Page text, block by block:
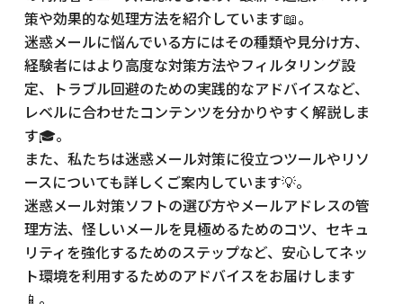
策や効果的な処理方法を紹介しています📖。
迷惑メールに悩んでいる方にはその種類や見分け方、
経験者にはより高度な対策方法やフィルタリング設
定、トラブル回避のための実践的なアドバイスなど、
レベルに合わせたコンテンツを分かりやすく解説しま
す🎓。
また、私たちは迷惑メール対策に役立つツールやリソ
ースについても詳しくご案内しています💡。
迷惑メール対策ソフトの選び方やメールアドレスの管
理方法、怪しいメールを見極めるためのコツ、セキュ
リティを強化するためのステップなど、安心してネッ
ト環境を利用するためのアドバイスをお届けします
📱。